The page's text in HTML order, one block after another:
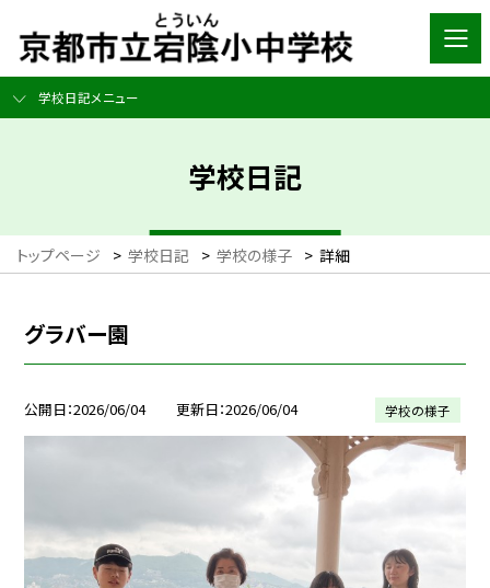
学校日記メニュー
学校日記
トップページ > 学校日記 > 学校の様子 > 詳細
グラバー園
公開日 2026/06/04 更新日 2026/06/04 学校の様子